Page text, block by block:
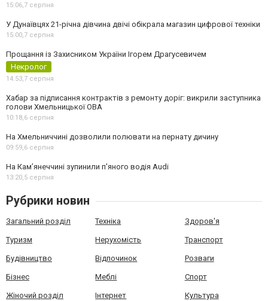
15:06,7 серпня
У Дунаївцях 21-річна дівчина двічі обікрала магазин цифрової техніки
15:00,7 серпня
Прощання із Захисником України Ігорем Драгусевичем
Некролог
14:53,7 серпня
Хабар за підписання контрактів з ремонту доріг: викрили заступника
голови Хмельницької ОВА
10:18,6 серпня
На Хмельниччині дозволили полювати на пернату дичину
09:59,6 серпня
На Камʼянеччині зупинили п'яного водія Audi
13:20,5 серпня
Рубрики новин
Загальний розділ Техніка Здоров'я
Туризм Нерухомість Транспорт
Будівництво Відпочинок Розваги
Бізнес Меблі Спорт
Жіночий розділ Інтернет Культура